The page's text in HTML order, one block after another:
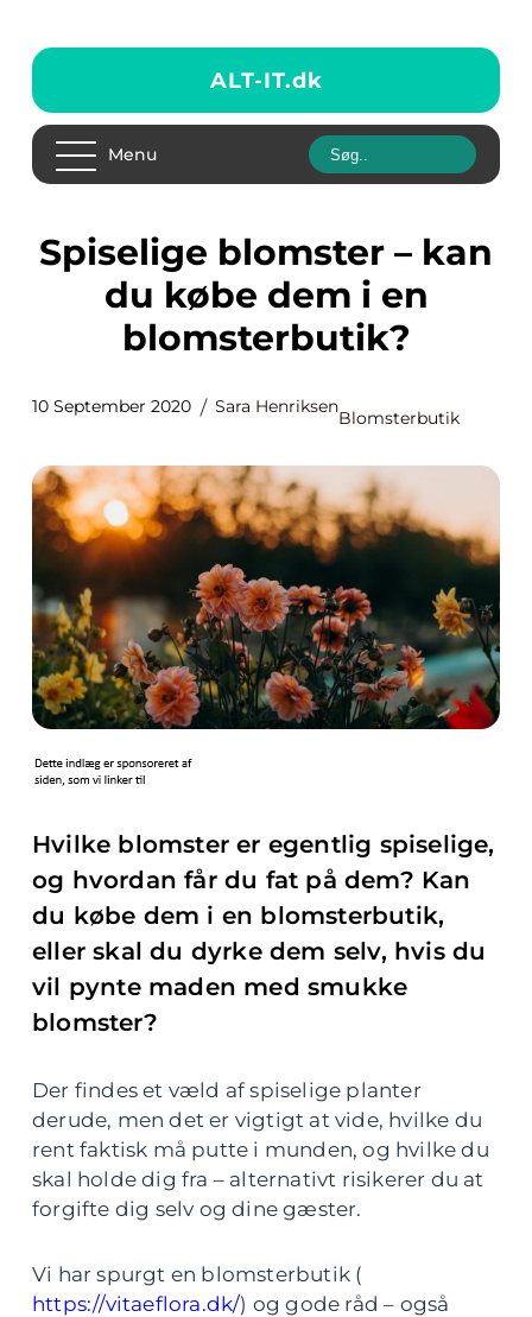
ALT-IT.dk
Menu
Spiselige blomster – kan
du købe dem i en
blomsterbutik?
10 September 2020 Sara Henriksen
Blomsterbutik
Hvilke blomster er egentlig spiselige,
og hvordan får du fat på dem? Kan
du købe dem i en blomsterbutik,
eller skal du dyrke dem selv, hvis du
vil pynte maden med smukke
blomster?
Der findes et væld af spiselige planter
derude, men det er vigtigt at vide, hvilke du
rent faktisk må putte i munden, og hvilke du
skal holde dig fra – alternativt risikerer du at
forgifte dig selv og dine gæster.
Vi har spurgt en blomsterbutik (
https://vitaeflora.dk/) og gode råd – også